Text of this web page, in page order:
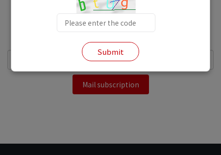
Please subscribe to our email
Mail subscription
Submit